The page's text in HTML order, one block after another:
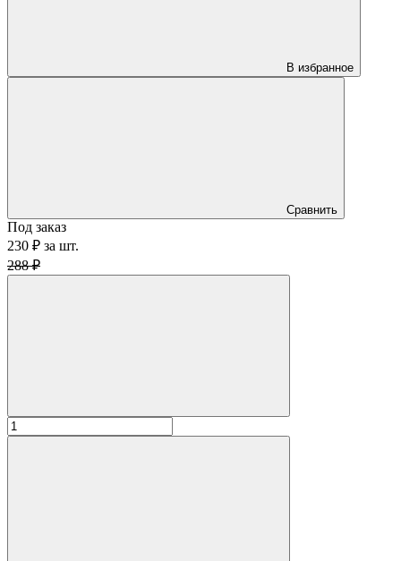
В избранное
Сравнить
Под заказ
230 ₽ за шт.
288 ₽